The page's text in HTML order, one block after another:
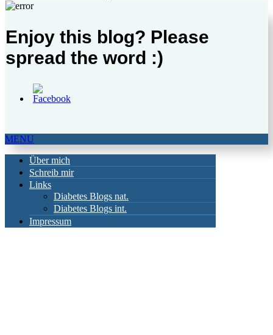
Enjoy this blog? Please
spread the word :)
MENU
Über mich
Schreib mir
Links
Diabetes Blogs nat.
Diabetes Blogs int.
Impressum